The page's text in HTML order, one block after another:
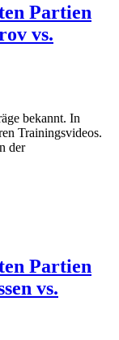
Partien
vs.
bekannt. In
Trainingsvideos.
der
Partien
vs.